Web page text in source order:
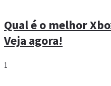
Qual é o melhor
Veja agora!
1